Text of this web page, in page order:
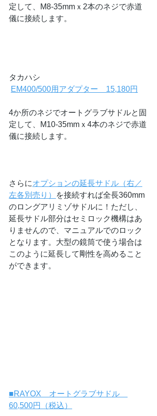
定して、M8-35mmｘ2本のネジで赤道
儀に接続します。
タカハシ
EM400/500用アダプター　15,180円
4か所のネジでオートグラブサドルと固
定して、M10-35mmｘ4本のネジで赤道
儀に接続します。
さらにオプションの延長サドル（右／
左各別売り）
を接続すれば全長360mm
のロングアリミゾサドルに！ただし、
延長サドル部分はセミロック機構はあ
りませんので、マニュアルでのロック
となります。大型の鏡筒で使う場合は
このように延長して剛性を高めること
ができます。
■RAYOX　オートグラブサドル
60,500円（税込）